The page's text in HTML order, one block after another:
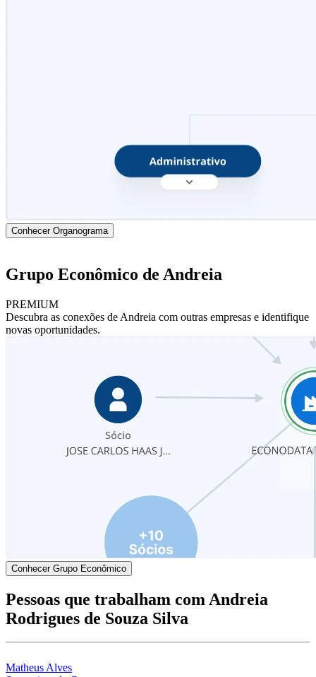
Conhecer Organograma
Grupo Econômico de Andreia
PREMIUM
Descubra as conexões de Andreia com outras empresas e identifique
novas oportunidades.
Conhecer Grupo Econômico
Pessoas que trabalham com Andreia
Rodrigues de Souza Silva
Matheus Alves